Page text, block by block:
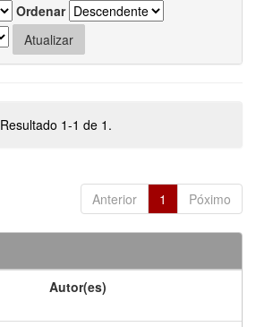
Ordenar
Resultado 1-1 de 1.
Anterior 1 Póximo
Autor(es)